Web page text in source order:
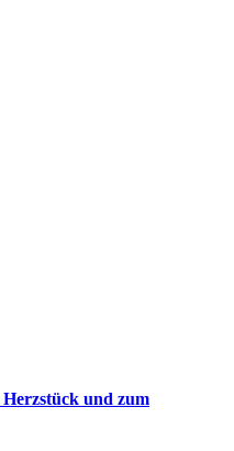
Herzstück und zum